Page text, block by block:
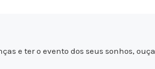
e ter o evento dos seus sonhos,